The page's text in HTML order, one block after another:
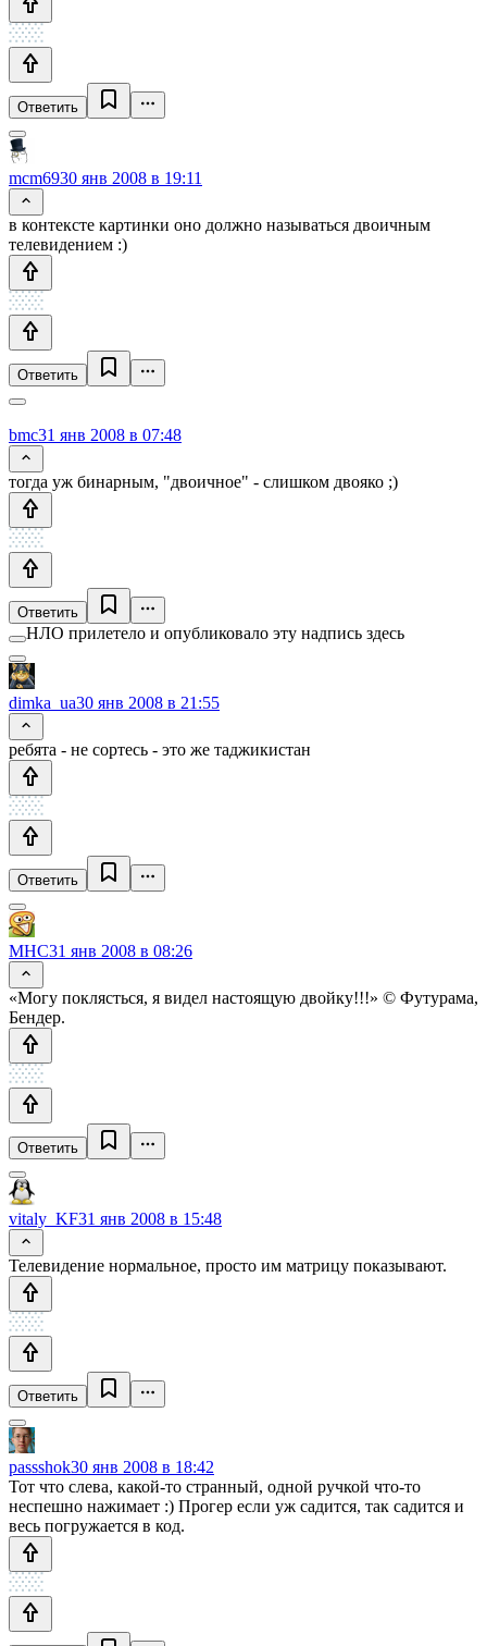
Ответить
mcm6930 янв 2008 в 19:11
в контексте картинки оно должно называться двоичным
телевидением :)
Ответить
bmc31 янв 2008 в 07:48
тогда уж бинарным, "двоичное" - слишком двояко ;)
Ответить
НЛО прилетело и опубликовало эту надпись здесь
dimka_ua30 янв 2008 в 21:55
ребята - не сортесь - это же таджикистан
Ответить
MHC31 янв 2008 в 08:26
«Могу поклясться, я видел настоящую двойку!!!» © Футурама,
Бендер.
Ответить
vitaly_KF31 янв 2008 в 15:48
Телевидение нормальное, просто им матрицу показывают.
Ответить
passshok30 янв 2008 в 18:42
Тот что слева, какой-то странный, одной ручкой что-то
неспешно нажимает :) Прогер если уж садится, так садится и
весь погружается в код.